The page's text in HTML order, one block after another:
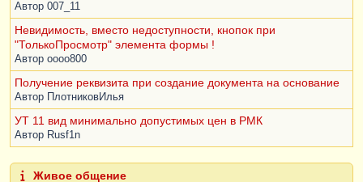
Автор 007_11
Невидимость, вместо недоступности, кнопок при
"ТолькоПросмотр" элемента формы !
Автор oooo800
Получение реквизита при создание документа на основание
Автор ПлотниковИлья
УТ 11 вид минимально допустимых цен в РМК
Автор Rusf1n
Живое общение